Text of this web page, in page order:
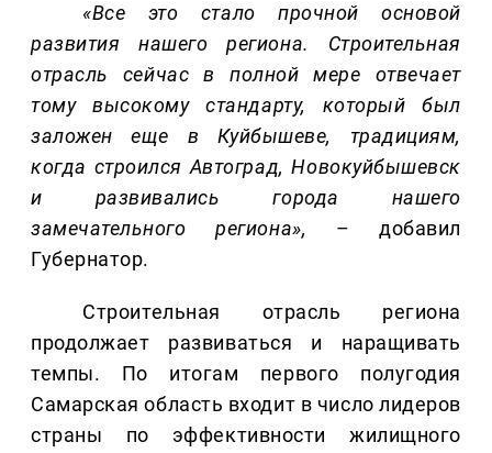
«Все это стало прочной основой
развития нашего региона. Строительная
отрасль сейчас в полной мере отвечает
тому высокому стандарту, который был
заложен еще в Куйбышеве, традициям,
когда строился Автоград, Новокуйбышевск
и развивались города нашего
замечательного региона»,
– добавил
Губернатор.
Строительная отрасль региона
продолжает развиваться и наращивать
темпы. По итогам первого полугодия
Самарская область входит в число лидеров
страны по эффективности жилищного